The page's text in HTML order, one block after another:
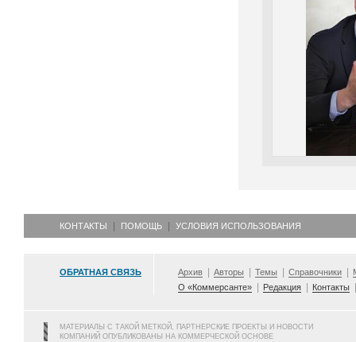
КОНТАКТЫ ПОМОЩЬ УСЛОВИЯ ИСПОЛЬЗОВАНИЯ
ОБРАТНАЯ СВЯЗЬ Архив Авторы Темы Справочники
О «Коммерсанте»
Редакция Контакты
МАТЕРИАЛЫ С ТАКОЙ МЕТКОЙ, ПАРТНЕРСКИЕ ПРОЕКТЫ И НОВОСТИ
КОМПАНИЙ ОПУБЛИКОВАНЫ НА КОММЕРЧЕСКОЙ ОСНОВЕ